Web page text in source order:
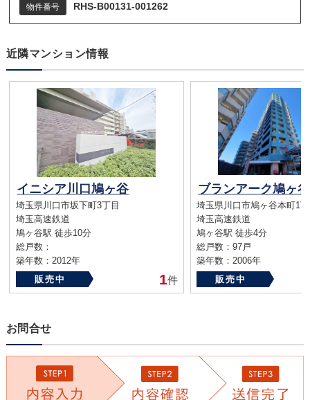
物件番号 RHS-B00131-001262
近隣マンション情報
イニシア川口鳩ヶ谷
埼玉県川口市坂下町3丁目
埼玉高速鉄道
鳩ヶ谷駅 徒歩10分
総戸数：
築年数：2012年
販売中
1件
埼玉県川口市鳩ヶ谷本町1
埼玉高速鉄道
鳩ヶ谷駅 徒歩4分
総戸数：97戸
築年数：2006年
販売中
お問合せ